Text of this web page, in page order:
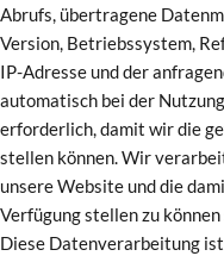
Abrufs, übertragene
Version, Betriebssystem,
IP-Adresse und der
automatisch bei der
erforderlich, damit wir die
stellen können. Wir
unsere Website und die
Verfügung stellen zu
Diese Datenverarbeitung